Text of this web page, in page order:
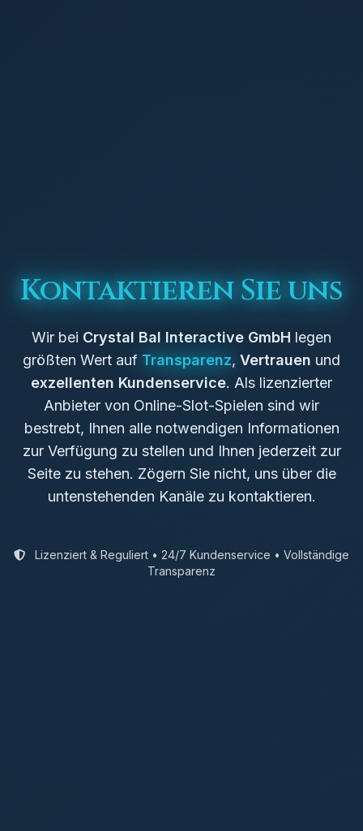
Kontaktieren Sie uns
Wir bei Crystal Bal Interactive GmbH legen
größten Wert auf Transparenz, Vertrauen und
exzellenten Kundenservice. Als lizenzierter
Anbieter von Online-Slot-Spielen sind wir
bestrebt, Ihnen alle notwendigen Informationen
zur Verfügung zu stellen und Ihnen jederzeit zur
Seite zu stehen. Zögern Sie nicht, uns über die
untenstehenden Kanäle zu kontaktieren.
Lizenziert & Reguliert • 24/7 Kundenservice • Vollständige
Transparenz